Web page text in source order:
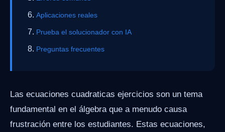
Aplicaciones reales
Prueba el solucionador con IA
Preguntas frecuentes
Las ecuaciones cuadraticas ejercicios son un tema
fundamental en el álgebra que a menudo causa
frustración entre los estudiantes. Estas ecuaciones,